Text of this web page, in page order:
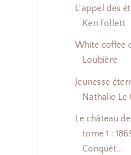
L'appel des
Ken Follett
White coffee
Loubière
Jeunesse
Nathalie Le
Le château
tome 1 :
Conquêt...